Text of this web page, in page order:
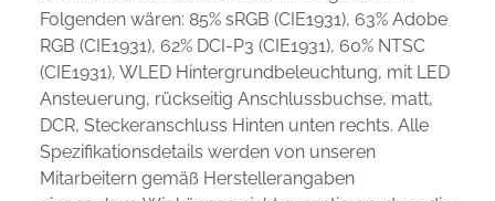
Folgenden wären: 85% sRGB (CIE1931), 63% Adobe
RGB (CIE1931), 62% DCI-P3 (CIE1931), 60% NTSC
(CIE1931), WLED Hintergrundbeleuchtung, mit LED
Ansteuerung, rückseitig Anschlussbuchse, matt,
DCR, Steckeranschluss Hinten unten rechts. Alle
Spezifikationsdetails werden von unseren
Mitarbeitern gemäß Herstellerangaben